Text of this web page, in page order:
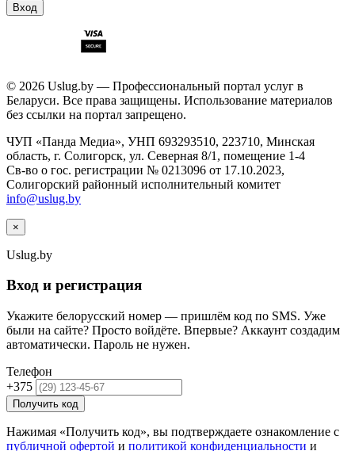
Вход
© 2026 Uslug.by — Профессиональный портал услуг в
Беларуси. Все права защищены. Использование материалов
без ссылки на портал запрещено.
ЧУП «Панда Медиа», УНП 693293510, 223710, Минская
область, г. Солигорск, ул. Северная 8/1, помещение 1-4
Св-во о гос. регистрации № 0213096 от 17.10.2023,
Солигорский районный исполнительный комитет
info@uslug.by
×
Uslug.by
Вход и регистрация
Укажите белорусский номер — пришлём код по SMS. Уже
были на сайте? Просто войдёте. Впервые? Аккаунт создадим
автоматически. Пароль не нужен.
Телефон
+375
Получить код
Нажимая «Получить код», вы подтверждаете ознакомление с
публичной офертой и политикой конфиденциальности и